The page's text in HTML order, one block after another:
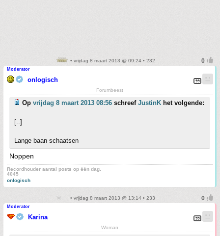
• vrijdag 8 maart 2013 @ 09:24 • 232
Moderator
onlogisch
Forumbeest
Op vrijdag 8 maart 2013 08:56 schreef JustinK het volgende:
[..]
Lange baan schaatsen
Noppen
Recordhouder aantal posts op één dag.
4045
onlogisch
• vrijdag 8 maart 2013 @ 13:14 • 233
Moderator
Karina
Woman